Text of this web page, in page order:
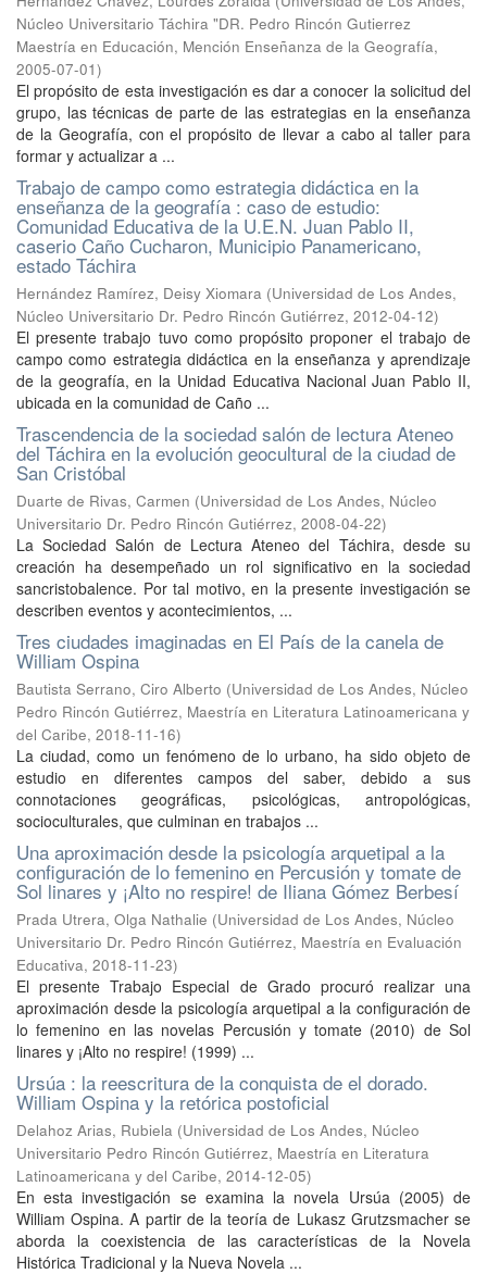
Núcleo Universitario Táchira "DR. Pedro Rincón Gutierrez
Maestría en Educación, Mención Enseñanza de la Geografía,
2005-07-01)
El propósito de esta investigación es dar a conocer la solicitud del
grupo, las técnicas de parte de las estrategias en la enseñanza
de la Geografía, con el propósito de llevar a cabo al taller para
formar y actualizar a ...
Trabajo de campo como estrategia didáctica en la
enseñanza de la geografía : caso de estudio:
Comunidad Educativa de la U.E.N. Juan Pablo II,
caserio Caño Cucharon, Municipio Panamericano,
estado Táchira
Hernández Ramírez, Deisy Xiomara (Universidad de Los Andes,
Núcleo Universitario Dr. Pedro Rincón Gutiérrez, 2012-04-12)
El presente trabajo tuvo como propósito proponer el trabajo de
campo como estrategia didáctica en la enseñanza y aprendizaje
de la geografía, en la Unidad Educativa Nacional Juan Pablo II,
ubicada en la comunidad de Caño ...
Trascendencia de la sociedad salón de lectura Ateneo
del Táchira en la evolución geocultural de la ciudad de
San Cristóbal
Duarte de Rivas, Carmen (Universidad de Los Andes, Núcleo
Universitario Dr. Pedro Rincón Gutiérrez, 2008-04-22)
La Sociedad Salón de Lectura Ateneo del Táchira, desde su
creación ha desempeñado un rol significativo en la sociedad
sancristobalence. Por tal motivo, en la presente investigación se
describen eventos y acontecimientos, ...
Tres ciudades imaginadas en El País de la canela de
William Ospina
Bautista Serrano, Ciro Alberto (Universidad de Los Andes, Núcleo
Pedro Rincón Gutiérrez, Maestría en Literatura Latinoamericana y
del Caribe, 2018-11-16)
La ciudad, como un fenómeno de lo urbano, ha sido objeto de
estudio en diferentes campos del saber, debido a sus
connotaciones geográficas, psicológicas, antropológicas,
socioculturales, que culminan en trabajos ...
Una aproximación desde la psicología arquetipal a la
configuración de lo femenino en Percusión y tomate de
Sol linares y ¡Alto no respire! de Iliana Gómez Berbesí
Prada Utrera, Olga Nathalie (Universidad de Los Andes, Núcleo
Universitario Dr. Pedro Rincón Gutiérrez, Maestría en Evaluación
Educativa, 2018-11-23)
El presente Trabajo Especial de Grado procuró realizar una
aproximación desde la psicología arquetipal a la configuración de
lo femenino en las novelas Percusión y tomate (2010) de Sol
linares y ¡Alto no respire! (1999) ...
Ursúa : la reescritura de la conquista de el dorado.
William Ospina y la retórica postoficial
Delahoz Arias, Rubiela (Universidad de Los Andes, Núcleo
Universitario Pedro Rincón Gutiérrez, Maestría en Literatura
Latinoamericana y del Caribe, 2014-12-05)
En esta investigación se examina la novela Ursúa (2005) de
William Ospina. A partir de la teoría de Lukasz Grutzsmacher se
aborda la coexistencia de las características de la Novela
Histórica Tradicional y la Nueva Novela ...